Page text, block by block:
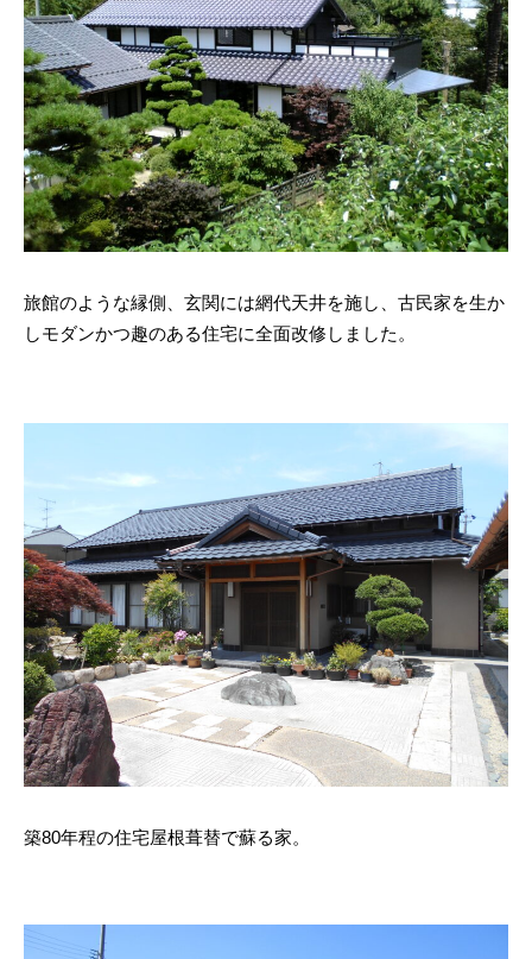
旅館のような縁側、玄関には網代天井を施し、古民家を生か
しモダンかつ趣のある住宅に全面改修しました。
築80年程の住宅屋根葺替で蘇る家。